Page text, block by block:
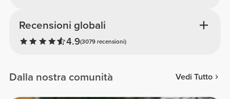
Recensioni globali
4.9(3079 recensioni)
Dalla nostra comunità Vedi Tutto